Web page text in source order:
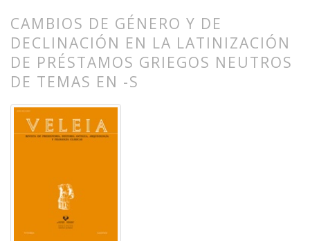
CAMBIOS DE GÉNERO Y DE
DECLINACIÓN EN LA LATINIZACIÓN
DE PRÉSTAMOS GRIEGOS NEUTROS
DE TEMAS EN -S